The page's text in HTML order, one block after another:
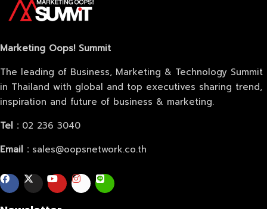
Marketing Oops! Summit
The leading of Business, Marketing & Technology Summit
in Thailand with global and top executives sharing trend,
inspiration and future of business & marketing.
Tel : 02 236 3040
Email : sales@oopsnetwork.co.th